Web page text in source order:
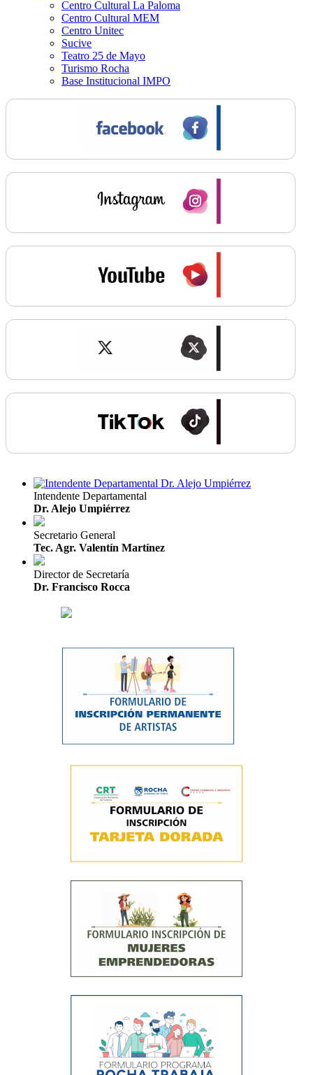
Centro Cultural La Paloma
Centro Cultural MEM
Centro Unitec
Sucive
Teatro 25 de Mayo
Turismo Rocha
Base Institucional IMPO
Intendente Departamental
Dr. Alejo Umpiérrez
Secretario General
Tec. Agr. Valentín Martínez
Director de Secretaría
Dr. Francisco Rocca